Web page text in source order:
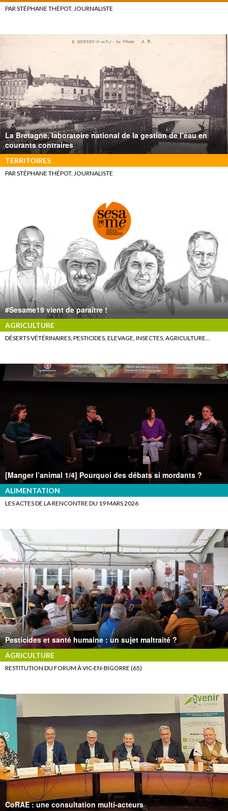
PAR STÉPHANE THÉPOT, JOURNALISTE
La Bretagne, laboratoire national de la gestion de l’eau en
courants contraires
TERRITOIRES
PAR STÉPHANE THÉPOT, JOURNALISTE
#Sesame19 vient de paraître !
AGRICULTURE
DÉSERTS VÉTÉRINAIRES, PESTICIDES, ELEVAGE, INSECTES, AGRICULTURE…
[Manger l’animal 1/4] Pourquoi des débats si mordants ?
ALIMENTATION
LES ACTES DE LA RENCONTRE DU 19 MARS 2026
Pesticides et santé humaine : un sujet maltraité ?
AGRICULTURE
RESTITUTION DU FORUM À VIC-EN-BIGORRE (65)
CoRAE : une consultation multi-acteurs